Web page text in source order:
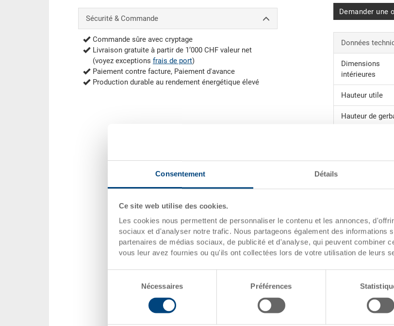
Consentement Détails
Ce site web utilise des cookies.
Les cookies nous permettent de personnaliser le contenu et les annonces,
sociaux et d'analyser notre trafic. Nous partageons également des informations
partenaires de médias sociaux, de publicité et d'analyse, qui peuvent combiner
vous leur avez fournies ou qu'ils ont collectées lors de votre utilisation de leurs
consentement
Nécessaires Préférences
Sécurité & Commande
Commande sûre avec cryptage
Livraison gratuite à partir de 1‘000 CHF valeur net
(voyez exceptions frais de port)
Paiement contre facture, Paiement d'avance
Production durable au rendement énergétique élevé
Demander une
Données
Dimensions
intérieures
Hauteur utile
Hauteur de
Fond
Poignées
Grâce à sa
comme bac de
outre être
adaptées aux